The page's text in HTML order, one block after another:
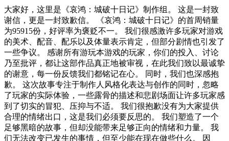
大家好，这里是《哀鸿：城破十日记》制作组。 这是一封致
谢信，更是一封致歉信。 《哀鸿：城破十日记》的首周销量
为95915份，好评率为褒贬不一。 我们很感激许多玩家对游戏
的美术、配音、配乐以及体量表示肯定，但部分剧情也引发了
一些争议。 感谢所有游玩本游戏的玩家，你们的投入、讨论
乃至批评，都让这部作品真正地被审视，在此我们致以最诚挚
的谢意，每一份反馈我们都铭记在心。 同时，我们也深感抱
歉。 这次故事专注于制作人风格化表达与创作的同时，忽略
了玩家的实际体验，一些露骨的描述和悲剧场面让许多玩家感
到了切实的冒犯、压抑与不适。 我们很抱歉没有为大家提供
合理的情绪出口，这是我们必须要反思的。 我们塑造了一个
足够黑暗的故事，但却没能带来足够正向的情绪和力量。 我
们无法改变已发生的事情，但至少能在现在做些什么。 因